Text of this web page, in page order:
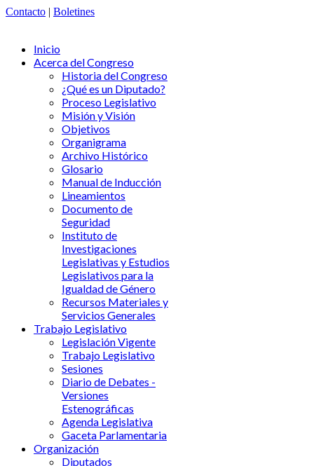
Contacto | Boletines
Inicio
Acerca del Congreso
Historia del Congreso
¿Qué es un Diputado?
Proceso Legislativo
Misión y Visión
Objetivos
Organigrama
Archivo Histórico
Glosario
Manual de Inducción
Lineamientos
Documento de
Seguridad
Instituto de
Investigaciones
Legislativas y Estudios
Legislativos para la
Igualdad de Género
Recursos Materiales y
Servicios Generales
Trabajo Legislativo
Legislación Vigente
Trabajo Legislativo
Sesiones
Diario de Debates -
Versiones
Estenográficas
Agenda Legislativa
Gaceta Parlamentaria
Organización
Diputados